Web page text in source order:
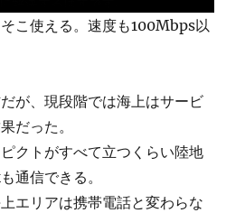
こ使える。速度も100Mbps以
が、現段階では海上はサービ
だった。
クトがすべて立つくらい陸地
通信できる。
エリアは携帯電話と変わらな